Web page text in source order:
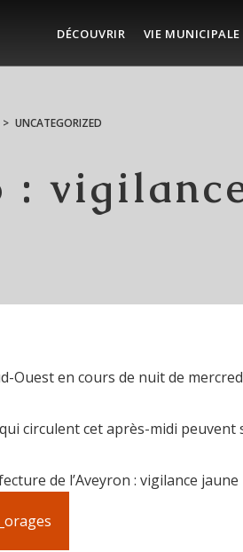
DÉCOUVRIR VIE MUNICIPALE
> UNCATEGORIZED
:
Ouest en cours de nuit de
circulent cet après-midi peuvent
de l’Aveyron : vigilance